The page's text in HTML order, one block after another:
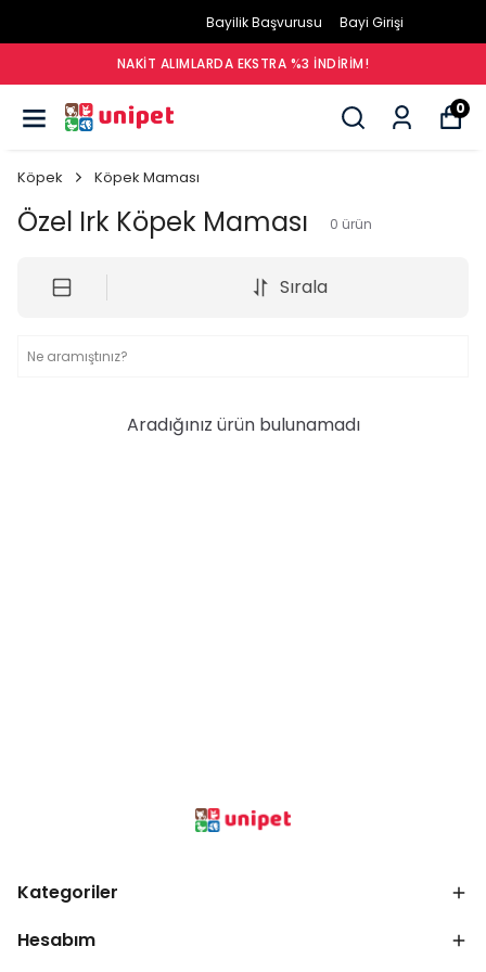
Bayilik Başvurusu Bayi Girişi
NAKIT ALIMLARDA EKSTRA %3 İNDIRIM!
0
Köpek Köpek Maması
Özel Irk Köpek Maması 0 ürün
Sırala
Aradığınız ürün bulunamadı
Kategoriler
Hesabım